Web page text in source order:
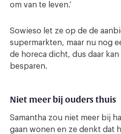
om van te leven.’
Sowieso let ze op de de
supermarkten, maar nu nog
de horeca dicht, dus daar
besparen.
Niet meer bij ouders thuis
Samantha zou niet meer bij
gaan wonen en ze denkt dat